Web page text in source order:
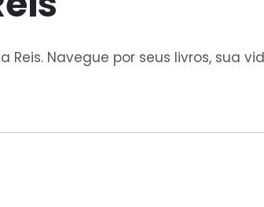
Navegue por seus livros, sua